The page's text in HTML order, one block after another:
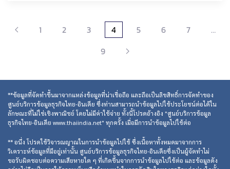
1 2 3 4 5 6 7
…
9
**ข้อมูลที่จัดทำขึ้นมาจากแหล่งข้อมูลที่น่าเชื่อถือ และถือเป็นลิขสิทธิ์การจัดทำของ
ศูนย์บริการข้อมูลธุรกิจไทย-อินเดีย ซึ่งท่านสามารถนำข้อมูลไปใช้ประโยชน์ต่อได้ใน
ลักษณะที่ไม่ใช่เชิงพาณิชย์ โดยไม่มีค่าใช้จ่าย ทั้งนี้โปรดอ้างอิง "ศูนย์บริการข้อมูล
ธุรกิจไทย-อินเดีย www.thaiindia.net" ทุกครั้ง เมื่อมีการนำข้อมูลไปใช้ต่อ
** อนึ่ง โปรดใช้วิจารณญาณในการนำข้อมูลไปใช้ ซึ่งเนื้อหาทั้งหมดมาจากการ
วิเคราะห์ข้อมูลที่มีอยู่เท่านั้น ศูนย์บริการข้อมูลธุรกิจไทย-อินเดียซึ่งเป็นผู้จัดทำไม่
ขอรับผิดชอบต่อความเสียหายใด ๆ ที่เกิดขึ้นจากการนำข้อมูลไปใช้ต่อ และข้อมูลดัง